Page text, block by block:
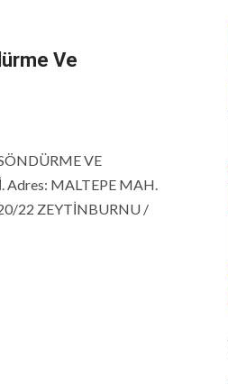
Ve
VE
Adres: MALTEPE MAH.
22 ZEYTİNBURNU /